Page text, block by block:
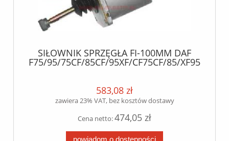
SIŁOWNIK SPRZĘGŁA FI-100MM DAF
F75/95/75CF/85CF/95XF/CF75CF/85/XF95
583,08 zł
zawiera 23% VAT, bez kosztów dostawy
Cena netto:474,05 zł